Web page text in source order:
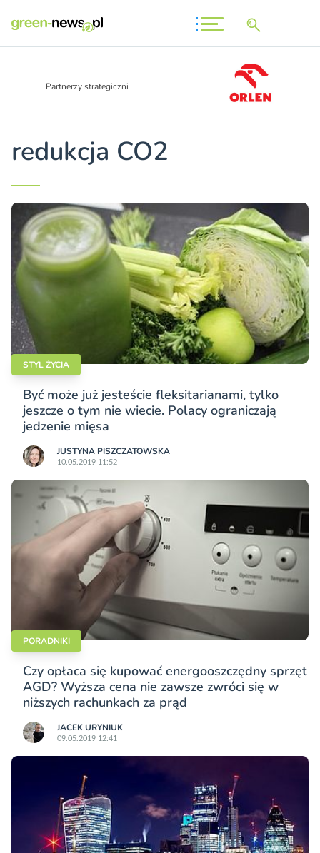
Partnerzy strategiczni
redukcja CO2
STYL ŻYCIA
Być może już jesteście fleksitarianami, tylko
jeszcze o tym nie wiecie. Polacy ograniczają
jedzenie mięsa
JUSTYNA PISZCZATOWSKA
10.05.2019 11:52
PORADNIKI
Czy opłaca się kupować energooszczędny sprzęt
AGD? Wyższa cena nie zawsze zwróci się w
niższych rachunkach za prąd
JACEK URYNIUK
09.05.2019 12:41